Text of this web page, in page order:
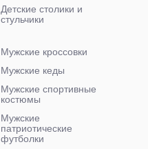
Детские столики и
стульчики
Мужские кроссовки
Мужские кеды
Мужские спортивные
костюмы
Мужские
патриотические
футболки